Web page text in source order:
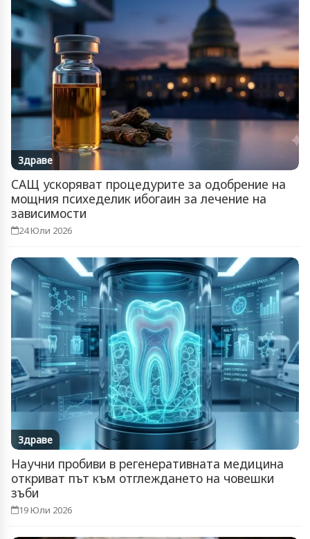
Здраве
САЩ ускоряват процедурите за одобрение на
мощния психеделик ибогаин за лечение на
зависимости
24 Юли 2026
Здраве
Научни пробиви в регенеративната медицина
откриват път към отглеждането на човешки
зъби
19 Юли 2026